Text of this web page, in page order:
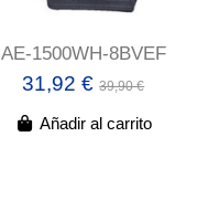
AE-1500WH-8BVEF
31,92 €39,90 €
Añadir al carrito